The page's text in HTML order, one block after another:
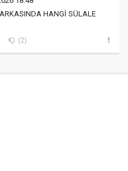
HANGİ SÜLALE
(2)